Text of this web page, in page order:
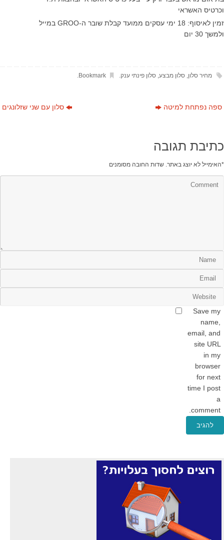
וכרטיס האשראי
זמין לאיסוף: 18 ימי עסקים ממועד קבלת שובר ה-GROO במייל
ולמשך 30 יום
מחיר סלון סלון מבצע, סלון פינתי ענק.
Bookmark
סלון עם שני שזלונגים ספה נפתחת למיטה
כתיבת תגובה
האימייל לא יוצג באתר. שדות החובה מסומנים *
Save my
name,
email, and
site URL
in my
browser
for next
time I post
a
comment.